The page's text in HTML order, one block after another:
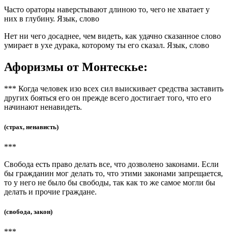
Часто ораторы наверстывают длиною то, чего не хватает у
них в глубину. Язык, слово
Нет ни чего досаднее, чем видеть, как удачно сказанное слово
умирает в ухе дурака, которому ты его сказал. Язык, слово
Афоризмы от Монтескье:
*** Когда человек изо всех сил выискивает средства заставить
других бояться его он прежде всего достигает того, что его
начинают ненавидеть.
(страх, ненависть)
***
Свобода есть право делать все, что дозволено законами. Если
бы гражданин мог делать то, что этими законами запрещается,
то у него не было бы свободы, так как то же самое могли бы
делать и прочие граждане.
(свобода, закон)
***